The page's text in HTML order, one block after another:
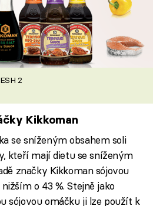
2
Kikkoman
se sníženým obsahem soli
kteří mají dietu se sníženým
značky Kikkoman sójovou
o 43 %. Stejně jako
sójovou omáčku ji lze použít k